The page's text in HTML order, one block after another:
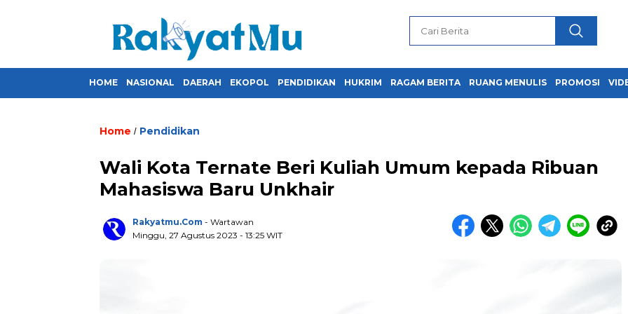
HOME NASIONAL DAERAH EKOPOL PENDIDIKAN HUKRIM RAGAM BERITA RUANG MENULIS PROMOSI
Home / Pendidikan
Wali Kota Ternate Beri Kuliah Umum kepada Ribuan
Mahasiswa Baru Unkhair
Rakyatmu.com - Wartawan
Minggu, 27 Agustus 2023 - 13:25 WIT